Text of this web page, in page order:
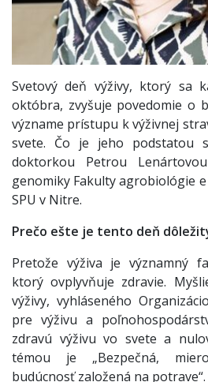
Svetový deň výživy, ktorý sa
októbra, zvyšuje povedomie o
význame prístupu k výživnej
svete. Čo je jeho podstatou
doktorkou Petrou
genomiky Fakulty agrobiológie
SPU v Nitre.
Prečo ešte je tento deň
Pretože výživa je významný
ktorý ovplyvňuje zdravie.
výživy, vyhláseného
pre výživu a
zdravú výživu vo svete a
témou je „Bezpečná,
budúcnosť založená na potrave“.